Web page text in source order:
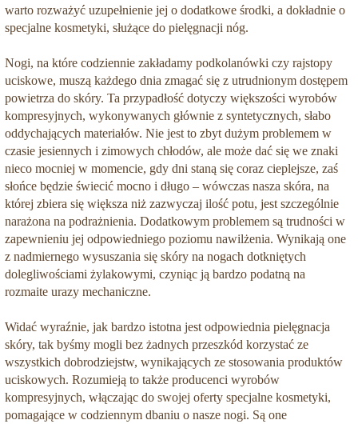
warto rozważyć uzupełnienie jej o dodatkowe środki, a dokładnie o
specjalne kosmetyki, służące do pielęgnacji nóg.
Nogi, na które codziennie zakładamy podkolanówki czy rajstopy
uciskowe, muszą każdego dnia zmagać się z utrudnionym dostępem
powietrza do skóry. Ta przypadłość dotyczy większości wyrobów
kompresyjnych, wykonywanych głównie z syntetycznych, słabo
oddychających materiałów. Nie jest to zbyt dużym problemem w
czasie jesiennych i zimowych chłodów, ale może dać się we znaki
nieco mocniej w momencie, gdy dni staną się coraz cieplejsze, zaś
słońce będzie świecić mocno i długo – wówczas nasza skóra, na
której zbiera się większa niż zazwyczaj ilość potu, jest szczególnie
narażona na podrażnienia. Dodatkowym problemem są trudności w
zapewnieniu jej odpowiedniego poziomu nawilżenia. Wynikają one
z nadmiernego wysuszania się skóry na nogach dotkniętych
dolegliwościami żylakowymi, czyniąc ją bardzo podatną na
rozmaite urazy mechaniczne.
Widać wyraźnie, jak bardzo istotna jest odpowiednia pielęgnacja
skóry, tak byśmy mogli bez żadnych przeszkód korzystać ze
wszystkich dobrodziejstw, wynikających ze stosowania produktów
uciskowych. Rozumieją to także producenci wyrobów
kompresyjnych, włączając do swojej oferty specjalne kosmetyki,
pomagające w codziennym dbaniu o nasze nogi. Są one